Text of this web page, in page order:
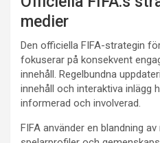
medier
Den officiella FIFA-strategin
fokuserar på konsekvent
innehåll. Regelbundna
innehåll och interaktiva inlägg
informerad och involverad.
FIFA använder en blandning